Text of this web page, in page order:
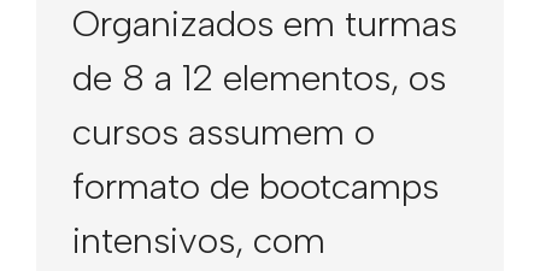
Organizados em turmas
de 8 a 12 elementos, os
cursos assumem o
formato de bootcamps
intensivos, com